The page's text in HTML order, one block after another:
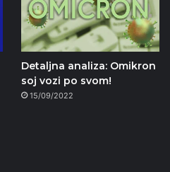
Detaljna analiza: Omikron
soj vozi po svom!
15/09/2022